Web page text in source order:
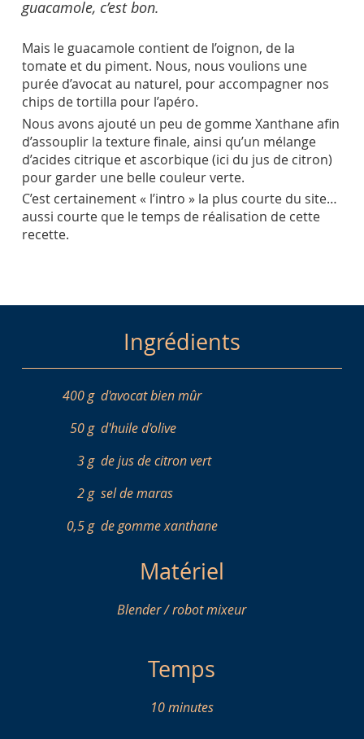
guacamole, c’est bon.
Mais le guacamole contient de l’oignon, de la
tomate et du piment. Nous, nous voulions une
purée d’avocat au naturel, pour accompagner nos
chips de tortilla pour l’apéro.
Nous avons ajouté un peu de gomme Xanthane afin
d’assouplir la texture finale, ainsi qu’un mélange
d’acides citrique et ascorbique (ici du jus de citron)
pour garder une belle couleur verte.
C’est certainement « l’intro » la plus courte du site…
aussi courte que le temps de réalisation de cette
recette.
Ingrédients
400 g d'avocat bien mûr
50 g d'huile d'olive
3 g de jus de citron vert
2 g sel de maras
0,5 g de gomme xanthane
Matériel
Blender / robot mixeur
Temps
10 minutes